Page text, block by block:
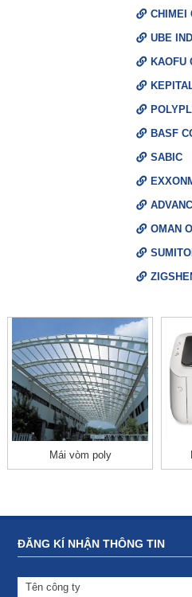
CHIMEI
UBE
KAOFU
BASF
SABIC
OMAN
Mái vòm poly
ĐĂNG KÍ NHẬN THÔNG TIN